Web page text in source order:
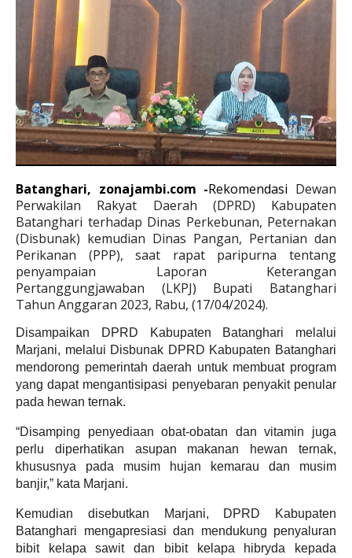
Batanghari, zonajambi.com -Rekomendasi Dewan
Perwakilan Rakyat Daerah (DPRD) Kabupaten
Batanghari terhadap Dinas Perkebunan, Peternakan
(Disbunak) kemudian Dinas Pangan, Pertanian dan
Perikanan (PPP), saat rapat paripurna tentang
penyampaian Laporan Keterangan
Pertanggungjawaban (LKPJ) Bupati Batanghari
Tahun Anggaran 2023, Rabu, (17/04/2024).
Disampaikan DPRD Kabupaten Batanghari melalui
Marjani, melalui Disbunak DPRD Kabupaten Batanghari
mendorong pemerintah daerah untuk membuat program
yang dapat mengantisipasi penyebaran penyakit penular
pada hewan ternak.
“Disamping penyediaan obat-obatan dan vitamin juga
perlu diperhatikan asupan makanan hewan ternak,
khususnya pada musim hujan kemarau dan musim
banjir,” kata Marjani.
Kemudian disebutkan Marjani, DPRD Kabupaten
Batanghari mengapresiasi dan mendukung penyaluran
bibit kelapa sawit dan bibit kelapa hibryda kepada